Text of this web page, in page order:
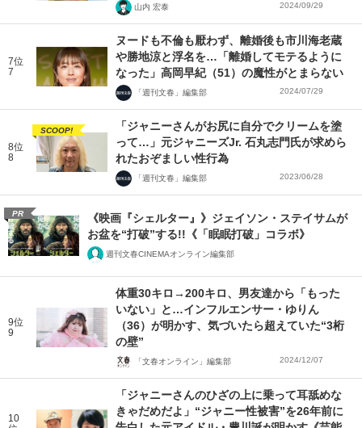
山内 宏泰 2024/09/29
7位
7
ヌードも不倫も厭わず、離婚後も市川海老蔵
や勝地涼と浮名を…「離婚してモテるように
なった」高岡早紀（51）の魔性がとまらない
「週刊文春」編集部 2024/07/29
8位
8
SCOOP!
「ジャニーさんがお尻に自分でクリームを塗
って…」元ジャニーズJr. 石丸志門氏が求めら
れたおぞましい性行為
「週刊文春」編集部 2023/06/28
PR
《映画『シェルター』》ジェイソン・ステイサムが
お盆を“打破”する!!《「眠眠打破」コラボ》
週刊文春CINEMAオンライン編集部
9位
9
体重30キロ→200キロ、男友達から「もった
いない」と…インフルエンサー・ゆりん
（36）が明かす、気づいたら超えていた“3桁
の壁”
「文春オンライン」編集部 2024/12/07
10
「ジャニーさんのひざの上に乗って耳舐めな
きゃだめだよ」“ジャニー性被害”を26年前に